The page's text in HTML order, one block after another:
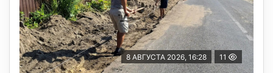
8 АВГУСТА 2026, 16:28 11